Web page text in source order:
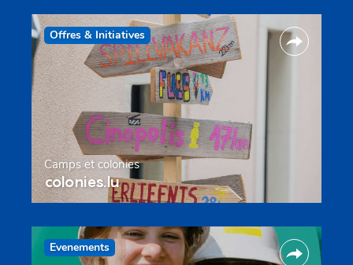
Offres & Initiatives
Camps et colonies
colonies.lu
Evenements